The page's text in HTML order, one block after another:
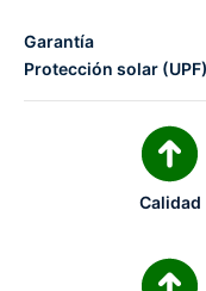
Garantía
Protección solar (UPF)
Calidad